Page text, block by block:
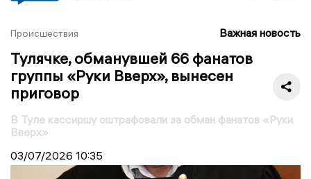
Происшествия Важная новость
Тулячке, обманувшей 66 фанатов
группы «Руки Вверх», вынесен
приговор
В Туле кассиршу оштрафовали за обман фанатов «Руки
Вверх»
03/07/2026 10:35